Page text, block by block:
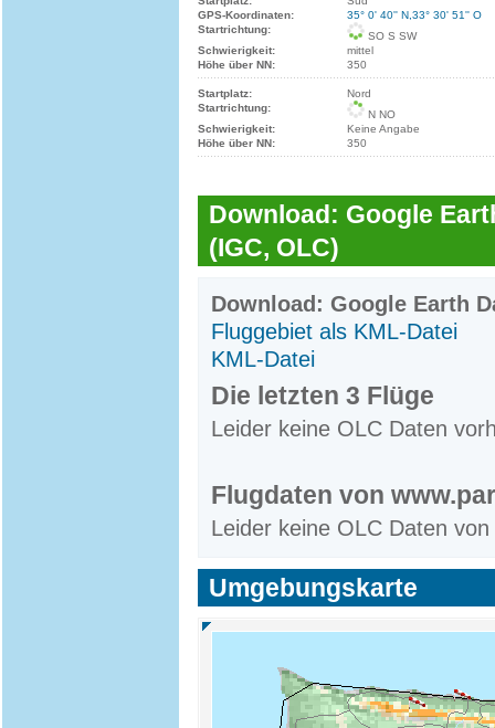
GPS-Koordinaten:
35° 0' 40'' N,33° 30' 51'' O
Startrichtung:
SO S SW
Schwierigkeit:
mittel
Höhe über NN:
350
Startplatz:
Nord
Startrichtung:
N NO
Schwierigkeit:
Keine Angabe
Höhe über NN:
350
Download: Google
(IGC, OLC)
Download: Google Earth
Fluggebiet als KML-Datei
KML-Datei
Die letzten 3 Flüge
Leider keine OLC Daten
Flugdaten von
Leider keine OLC Daten
Umgebungskarte